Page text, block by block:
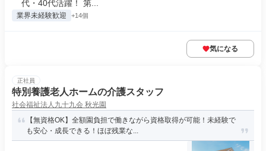
代・40代活躍！ 第...
業界未経験歓迎 +14個
気になる
正社員
特別養護老人ホームの介護スタッフ
社会福祉法人九十九会 秋光園
【無資格OK】全額園負担で働きながら資格取得が可能！未経験で
も安心・成長できる！ほぼ残業な...